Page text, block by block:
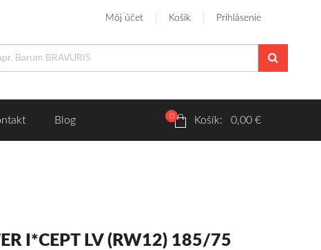
Môj účet Košík Prihlásenie
Blog 0 Košík: 0,00 €
I*CEPT LV (RW12) 185/75